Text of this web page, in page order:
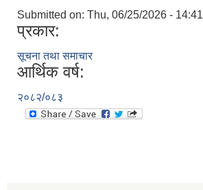
Submitted on: Thu, 06/25/2026 - 14:41
प्रकार:
सूचना तथा समाचार
आर्थिक वर्ष:
२०८२/०८३